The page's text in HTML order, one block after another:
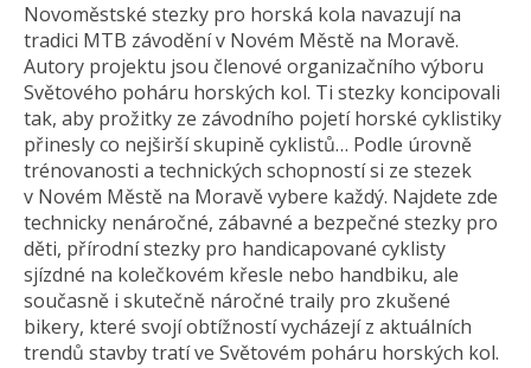
Novoměstské stezky pro horská kola navazují na
tradici MTB závodění v Novém Městě na Moravě.
Autory projektu jsou členové organizačního výboru
Světového poháru horských kol. Ti stezky koncipovali
tak, aby prožitky ze závodního pojetí horské cyklistiky
přinesly co nejširší skupině cyklistů… Podle úrovně
trénovanosti a technických schopností si ze stezek
v Novém Městě na Moravě vybere každý. Najdete zde
technicky nenáročné, zábavné a bezpečné stezky pro
děti, přírodní stezky pro handicapované cyklisty
sjízdné na kolečkovém křesle nebo handbiku, ale
současně i skutečně náročné traily pro zkušené
bikery, které svojí obtížností vycházejí z aktuálních
trendů stavby tratí ve Světovém poháru horských kol.